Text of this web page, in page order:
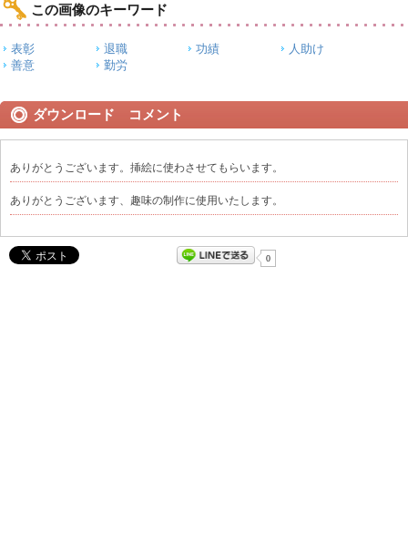
この画像のキーワード
表彰 退職 功績
人助け
善意
勤労
ダウンロード コメント
ありがとうございます。挿絵に使わさせてもらいます。
ありがとうございます、趣味の制作に使用いたします。
0